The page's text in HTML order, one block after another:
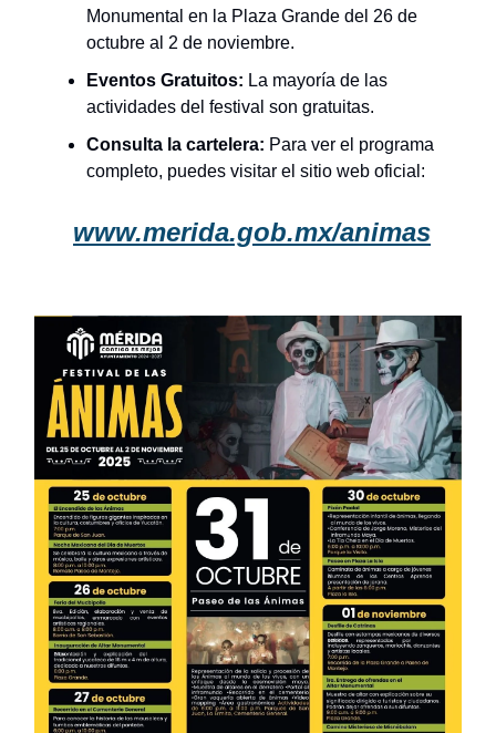
Monumental en la Plaza Grande del 26 de
octubre al 2 de noviembre.
Eventos Gratuitos: La mayoría de las
actividades del festival son gratuitas.
Consulta la cartelera: Para ver el programa
completo, puedes visitar el sitio web oficial:
www.merida.gob.mx/animas